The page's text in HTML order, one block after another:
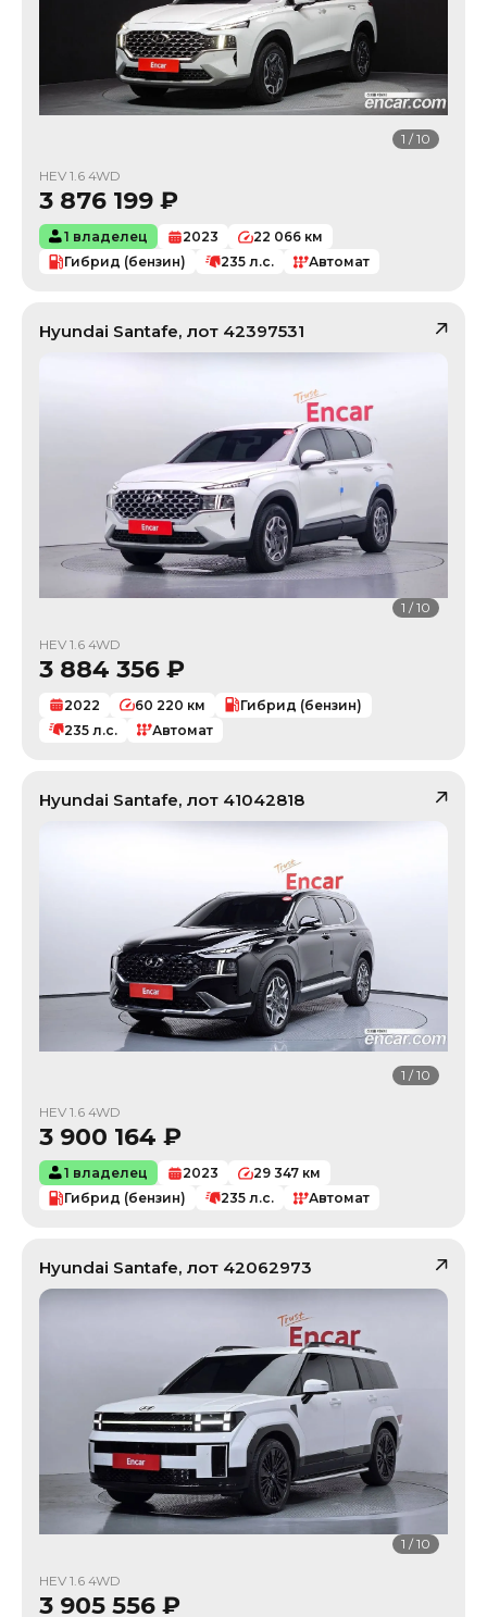
1 /10
HEV 1.6 4WD
3 876 199 ₽
1 владелец 2023 22 066 км
Гибрид (бензин)
235 л.с. Автомат
Hyundai Santafe, лот 42397531
1 /10
HEV 1.6 4WD
3 884 356 ₽
2022 60 220 км
Гибрид (бензин)
235 л.с. Автомат
Hyundai Santafe, лот 41042818
1 /10
HEV 1.6 4WD
3 900 164 ₽
1 владелец 2023 29 347 км
Гибрид (бензин)
235 л.с. Автомат
Hyundai Santafe, лот 42062973
1 /10
HEV 1.6 4WD
3 905 556 ₽